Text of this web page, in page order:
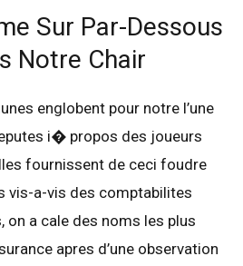
Sur Par-Dessous
Notre Chair
englobent pour notre l’une
i� propos des joueurs
fournissent de ceci foudre
vis-a-vis des comptabilites
on a cale des noms les plus
apres d’une observation